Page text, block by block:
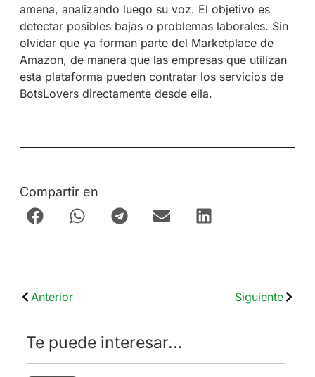
amena, analizando luego su voz. El objetivo es
detectar posibles bajas o problemas laborales. Sin
olvidar que ya forman parte del Marketplace de
Amazon, de manera que las empresas que utilizan
esta plataforma pueden contratar los servicios de
BotsLovers directamente desde ella.
Compartir en
Anterior Siguiente
Te puede interesar...